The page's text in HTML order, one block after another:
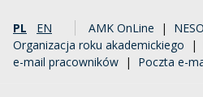
PL EN AMK OnLine |
Organizacja roku akademickiego |
e-mail pracowników | Poczta e-